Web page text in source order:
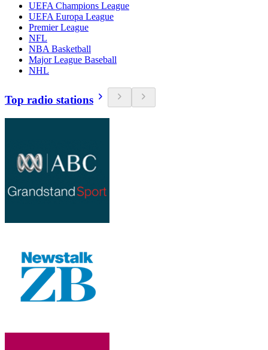
UEFA Champions League
UEFA Europa League
Premier League
NFL
NBA Basketball
Major League Baseball
NHL
Top radio stations